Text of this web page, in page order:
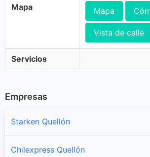
Mapa Mapa
Vista de calle
Servicios
Empresas
Starken Quellón
Chilexpress Quellón